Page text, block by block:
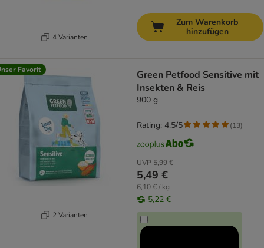
4 Varianten
Zum Warenkorb
hinzufügen
Favorit
2 Varianten
Green Petfood Sensitive mit
Insekten & Reis
900 g
UVP 5,99 €
5,49 €
6,10 € / kg
5,22 €
Rating: 4.5/5 (13)